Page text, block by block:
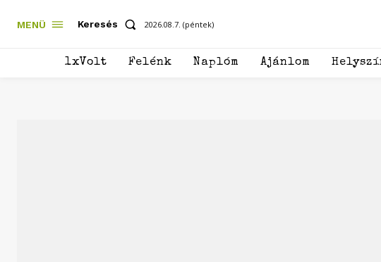
MENÜ Keresés 2026.08.7. (péntek)
1xVolt Felénk Naplóm Ajánlom